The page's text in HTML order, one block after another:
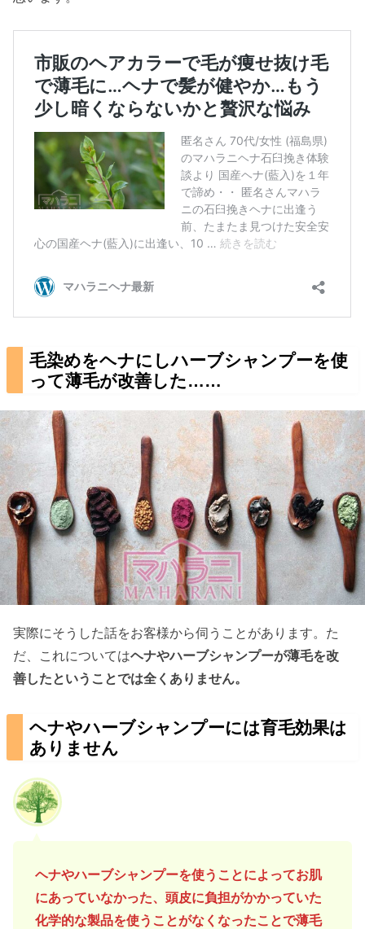
毛染めをヘナにしハーブシャンプーを使
って薄毛が改善した……
実際にそうした話をお客様から伺うことがあります。た
だ、これについてはヘナやハーブシャンプーが薄毛を改
善したということでは全くありません。
ヘナやハーブシャンプーには育毛効果は
ありません
ヘナやハーブシャンプーを使うことによってお肌
にあっていなかった、頭皮に負担がかかっていた
化学的な製品を使うことがなくなったことで薄毛